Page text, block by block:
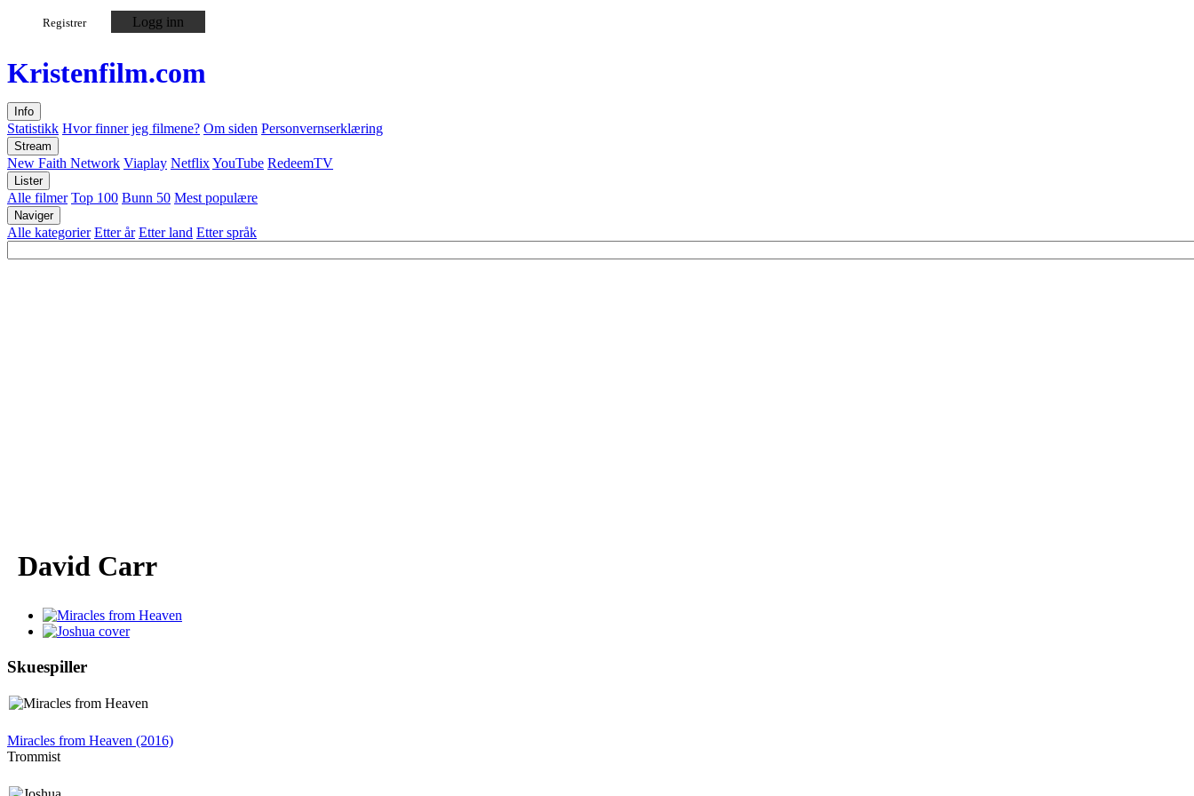
Registrer Logg inn
Kristenfilm.com
Info
Statistikk Hvor finner jeg filmene? Om siden Personvernserklæring
Stream
New Faith Network Viaplay NetflixYouTube RedeemTV
Lister
Alle filmer Top 100 Bunn 50 Mest populære
Naviger
Alle kategorier Etter år Etter land Etter språk
David Carr
Skuespiller
Miracles from Heaven (2016)
Trommist